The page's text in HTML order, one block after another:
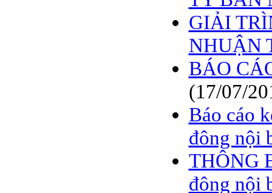
GIẢI
NHUẬN
BÁO
(17/07/
Báo cáo
đông nội
THÔNG
đông nội